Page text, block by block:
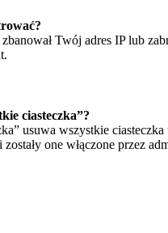
Twój adres IP lub
ciasteczka”?
usuwa wszystkie
zostały one włączone przez